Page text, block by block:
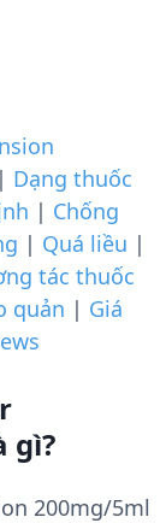
| Dạng thuốc
| Chống
| Quá liều |
tác thuốc
quản | Giá
gì?
200mg/5ml